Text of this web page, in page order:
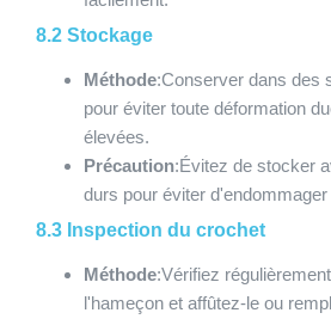
8.2 Stockage
Méthode:Conserver dans des
pour éviter toute déformation
élevées.
Précaution:Évitez de stocker
durs pour éviter d'endommager
8.3 Inspection du crochet
Méthode:Vérifiez
l'hameçon et affûtez-le ou